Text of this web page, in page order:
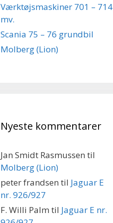
Værktøjsmaskiner 701 – 714
mv.
Scania 75 – 76 grundbil
Molberg (Lion)
Nyeste kommentarer
Jan Smidt Rasmussen til
Molberg (Lion)
peter frandsen til Jaguar E
nr. 926/927
F. Willi Palm til Jaguar E nr.